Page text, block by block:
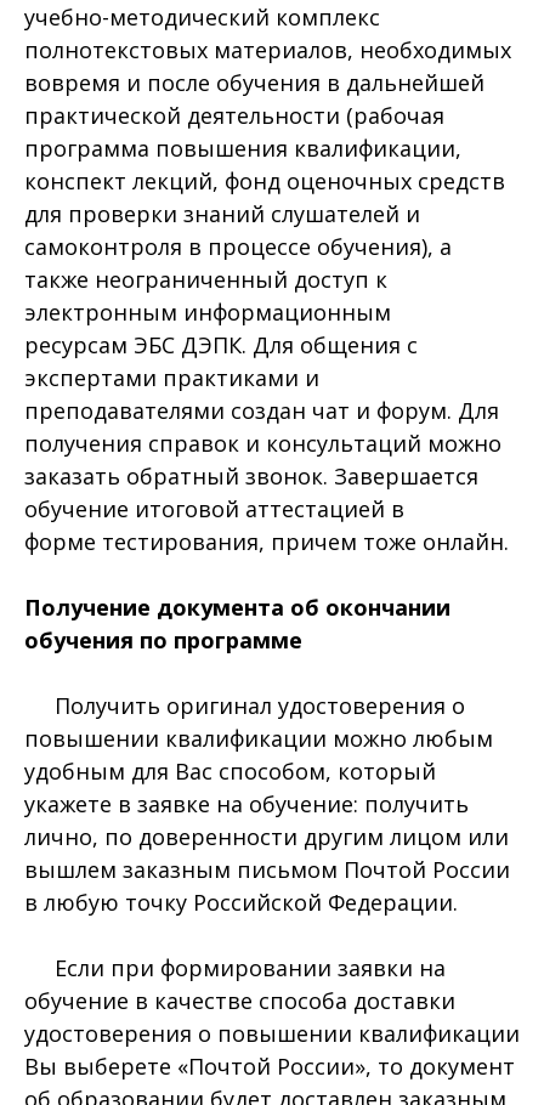
учебно-методический комплекс
полнотекстовых материалов, необходимых
вовремя и после обучения в дальнейшей
практической деятельности (рабочая
программа повышения квалификации,
конспект лекций, фонд оценочных средств
для проверки знаний слушателей и
самоконтроля в процессе обучения), а
также неограниченный доступ к
электронным информационным
ресурсам ЭБС ДЭПК. Для общения с
экспертами практиками и
преподавателями создан чат и форум. Для
получения справок и консультаций можно
заказать обратный звонок. Завершается
обучение итоговой аттестацией в
форме тестирования, причем тоже онлайн.
Получение документа об окончании
обучения по программе
Получить оригинал удостоверения о
повышении квалификации можно любым
удобным для Вас способом, который
укажете в заявке на обучение: получить
лично, по доверенности другим лицом или
вышлем заказным письмом Почтой России
в любую точку Российской Федерации.
Если при формировании заявки на
обучение в качестве способа доставки
удостоверения о повышении квалификации
Вы выберете «Почтой России», то документ
об образовании будет доставлен заказным